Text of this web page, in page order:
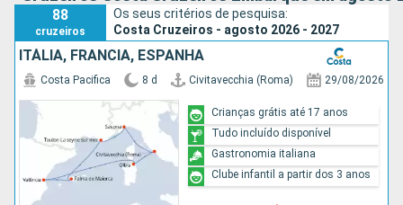
88
cruzeiros
Os seus critérios de pesquisa:
Costa Cruzeiros - agosto 2026 - 2027
ITÁLIA, FRANCIA, ESPANHA
Costa Pacifica 8 d Civitavecchia (Roma) 29/08/2026
Crianças grátis até 17 anos
Tudo incluído disponível
Gastronomia italiana
Clube infantil a partir dos 3 anos